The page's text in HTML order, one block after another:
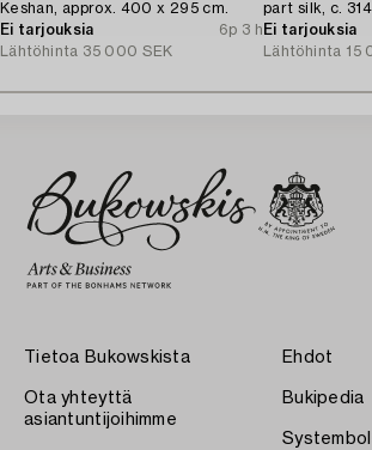
Keshan, approx. 400 x 295 cm.
Ei tarjouksia
6p 3 h
Lähtöhinta 35 000 SEK
part silk, c. 314
Ei tarjouksia
Lähtöhinta 15
Tietoa Bukowskista
Ota yhteyttä
asiantuntijoihimme
Ehdot
Bukipedia